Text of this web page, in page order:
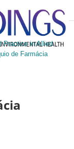
Practice in Allied
de Farmácia